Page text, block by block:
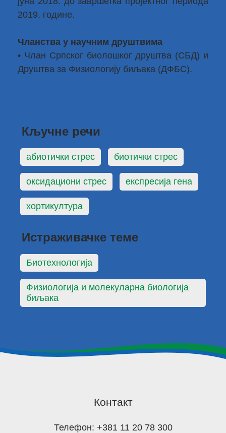
2019. године.
Чланства у научним друштвима
• Члан Српског биолошког друштва (СБД) и
Друштва за Физиологију биљака (ДФБС).
Кључне речи
абиотички стрес биотички стрес
оксидациони стрес експресија гена
хортикултура
Истраживачке теме
Биотехнологија
Физиологија и молекуларна биологија
биљака
Контакт
Телефон: +381 11 20 78 300